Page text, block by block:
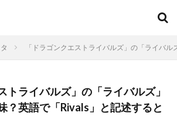
「ドラゴンクエストライバルズ」の「ライバ
トライバルズ」の「ライバルズ」
？英語で「Rivals」と記述すると